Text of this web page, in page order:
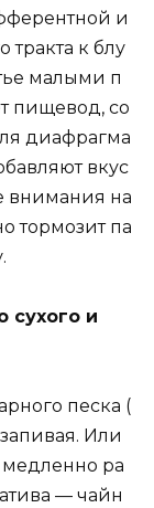
и
к блу
малыми п
пищевод, со
диафрагма
вкус
внимания на
тормозит па
сухого и
песка (
Или
медленно ра
— чайн